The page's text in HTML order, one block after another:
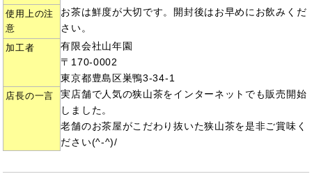
使用上の注
意
お茶は鮮度が大切です。開封後はお早めにお飲みくだ
さい。
加工者
有限会社山年園
〒170-0002
東京都豊島区巣鴨3-34-1
店長の一言
実店舗で人気の狭山茶をインターネットでも販売開始
しました。
老舗のお茶屋がこだわり抜いた狭山茶を是非ご賞味く
ださい(^-^)/